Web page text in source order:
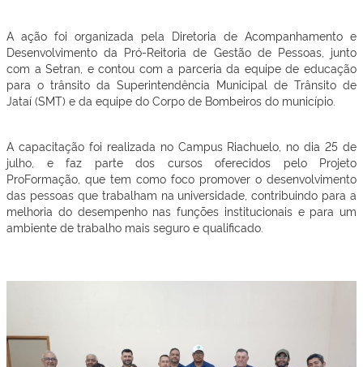
A ação foi organizada pela Diretoria de Acompanhamento e
Desenvolvimento da Pró-Reitoria de Gestão de Pessoas, junto
com a Setran, e contou com a parceria da equipe de educação
para o trânsito da Superintendência Municipal de Trânsito de
Jataí (SMT) e da equipe do Corpo de Bombeiros do município.
A capacitação foi realizada no Campus Riachuelo, no dia 25 de
julho, e faz parte dos cursos oferecidos pelo Projeto
ProFormação, que tem como foco promover o desenvolvimento
das pessoas que trabalham na universidade, contribuindo para a
melhoria do desempenho nas funções institucionais e para um
ambiente de trabalho mais seguro e qualificado.